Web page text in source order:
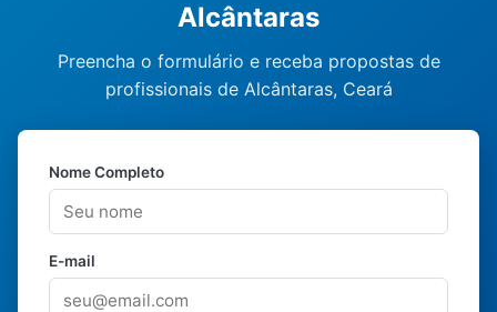
Alcântaras
Preencha o formulário e receba propostas de
profissionais de Alcântaras, Ceará
Nome Completo
E-mail